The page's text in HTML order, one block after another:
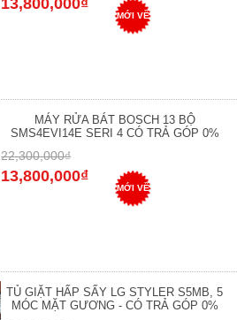
MỚI VỀ
MÁY RỬA BÁT BOSCH 13 BỘ
SMS4EVI14E SERI 4 CÓ TRẢ GÓP 0%
22,300,000₫
13,800,000₫
MỚI VỀ
TỦ GIẶT HẤP SẤY LG STYLER S5MB, 5
MÓC MẶT GƯƠNG - CÓ TRẢ GÓP 0%